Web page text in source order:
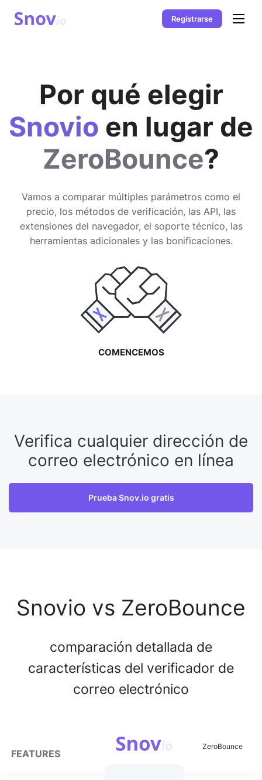
Registrarse
Por qué elegir
Snovio en lugar de
ZeroBounce?
Vamos a comparar múltiples parámetros como el
precio, los métodos de verificación, las API, las
extensiones del navegador, el soporte técnico, las
herramientas adicionales y las bonificaciones.
COMENCEMOS
Verifica cualquier dirección de
correo electrónico en línea
Prueba Snov.io gratis
Snovio vs ZeroBounce
comparación detallada de
características del verificador de
correo electrónico